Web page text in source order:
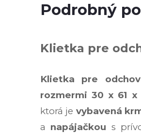
Podrobný
Klietka pre
Klietka pre
rozmermi 30 x 61 x
ktorá je vybavená
a napájačkou s